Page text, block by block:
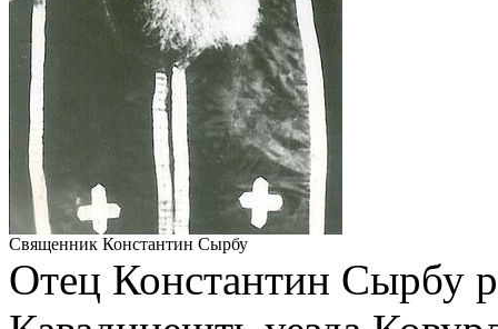
Священник Константин Сырбу
Отец Константин Сырбу